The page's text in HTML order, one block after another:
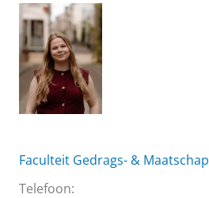
Faculteit Gedrags- &
Telefoon: